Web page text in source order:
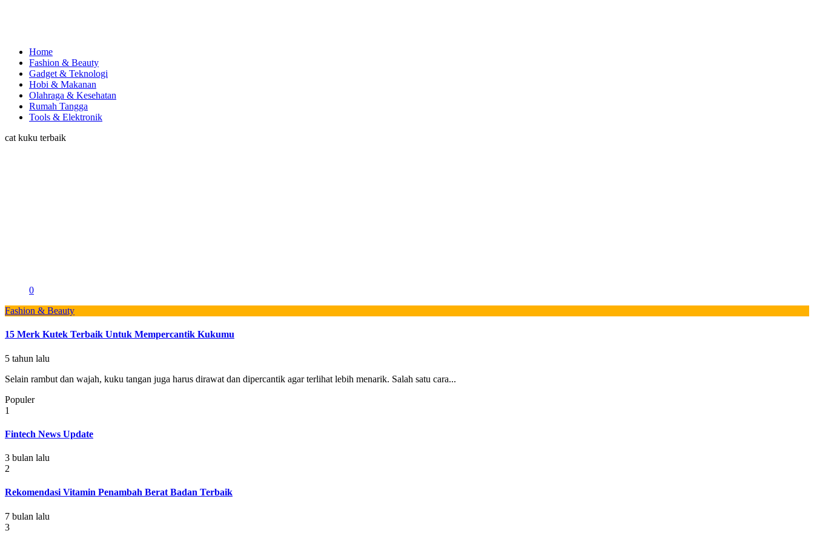
Home
Fashion & Beauty
Gadget & Teknologi
Hobi & Makanan
Olahraga & Kesehatan
Rumah Tangga
Tools & Elektronik
cat kuku terbaik
0
Fashion & Beauty
15 Merk Kutek Terbaik Untuk Mempercantik Kukumu
5 tahun lalu
Selain rambut dan wajah, kuku tangan juga harus dirawat dan dipercantik agar terlihat lebih menarik. Salah satu cara...
Populer
1
Fintech News Update
3 bulan lalu
2
Rekomendasi Vitamin Penambah Berat Badan Terbaik
7 bulan lalu
3